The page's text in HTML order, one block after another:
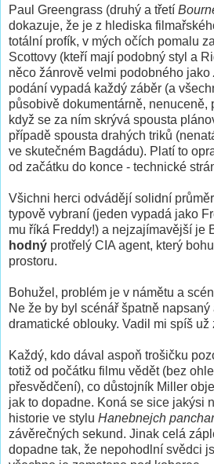
Paul Greengrass (druhý a třetí
dokazuje, že je z hlediska
totální profík, v mých očích pomalu
Scottovy (kteří mají podobný styl a
něco žánrově velmi podobného jako
podání vypadá každý záběr (a
působivě dokumentárně, nenuceně,
když se za ním skrývá spousta
případě spousta drahých triků
ve skutečném Bagdádu). Platí to
od začátku do konce - technické
Všichni herci odvádějí solidní
typově vybraní (jeden vypadá jako
mu říká Freddy!) a nejzajímavější je
hodný protřelý CIA agent, který
prostoru.
Bohužel, problém je v námětu a
Ne že by byl scénář špatně
dramatické oblouky. Vadil mi spíš už
Každý, kdo dával aspoň trošičku
totiž od počátku filmu vědět (bez
přesvědčení), co důstojník Miller
jak to dopadne. Koná se sice jakýsi
historie ve stylu Hanebnejch
závěrečných sekund. Jinak celá
dopadne tak, že nepohodlní svědci